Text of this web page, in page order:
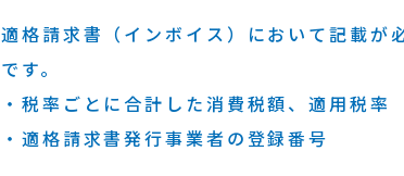
適格請求書（インボイス）において記載が
です。
・税率ごとに合計した消費税額、適用税率
・適格請求書発行事業者の登録番号